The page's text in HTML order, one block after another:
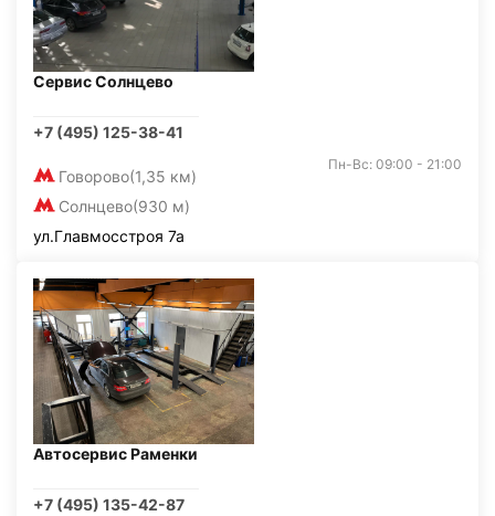
Сервис Солнцево
+7 (495) 125-38-41
Говорово(1,35 км)
Солнцево(930 м)
Пн-Вс: 09:00 - 21:00
ул.Главмосстроя 7а
Автосервис Раменки
+7 (495) 135-42-87